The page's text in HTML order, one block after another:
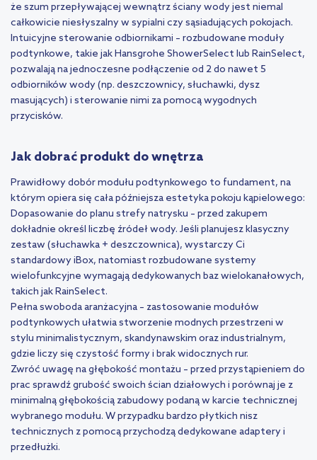
że szum przepływającej wewnątrz ściany wody jest niemal
całkowicie niesłyszalny w sypialni czy sąsiadujących pokojach.
Intuicyjne sterowanie odbiornikami – rozbudowane moduły
podtynkowe, takie jakHansgrohe ShowerSelect lub RainSelect,
pozwalają na jednoczesne podłączenie od 2 do nawet 5
odbiorników wody (np. deszczownicy, słuchawki, dysz
masujących) i sterowanie nimi za pomocą wygodnych
przycisków.
Jak dobrać produkt do wnętrza
Prawidłowy dobór modułu podtynkowego to fundament, na
którym opiera się cała późniejsza estetyka pokoju kąpielowego:
Dopasowanie do planu strefy natrysku – przed zakupem
dokładnie określ liczbę źródeł wody. Jeśli planujesz klasyczny
zestaw (słuchawka + deszczownica), wystarczy Ci
standardowy iBox, natomiast rozbudowane systemy
wielofunkcyjne wymagają dedykowanych baz wielokanałowych,
takich jak RainSelect.
Pełna swoboda aranżacyjna – zastosowanie modułów
podtynkowych ułatwia stworzenie modnych przestrzeni w
stylu minimalistycznym, skandynawskim oraz industrialnym,
gdzie liczy się czystość formy i brak widocznych rur.
Zwróć uwagę na głębokość montażu – przed przystąpieniem do
prac sprawdź grubość swoich ścian działowych i porównaj je z
minimalną głębokością zabudowy podaną w karcie technicznej
wybranego modułu. W przypadku bardzo płytkich nisz
technicznych z pomocą przychodzą dedykowane adaptery i
przedłużki.